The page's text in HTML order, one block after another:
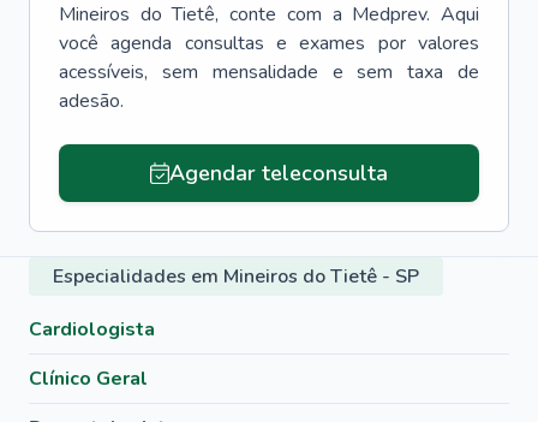
Mineiros do Tietê, conte com a Medprev. Aqui
você agenda consultas e exames por valores
acessíveis, sem mensalidade e sem taxa de
adesão.
Agendar teleconsulta
Especialidades em Mineiros do Tietê - SP
Cardiologista
Clínico Geral